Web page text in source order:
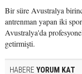
Bir süre Avustralya
antrenman yapan iki
Avustralya'da
getirmişti.
HABERE YORUM KAT